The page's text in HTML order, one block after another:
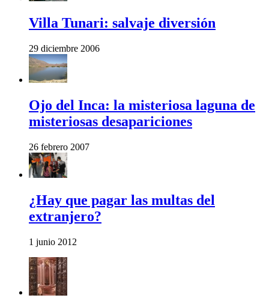
Villa Tunari: salvaje diversión
29 diciembre 2006
Ojo del Inca: la misteriosa laguna de
misteriosas desapariciones
26 febrero 2007
¿Hay que pagar las multas del
extranjero?
1 junio 2012